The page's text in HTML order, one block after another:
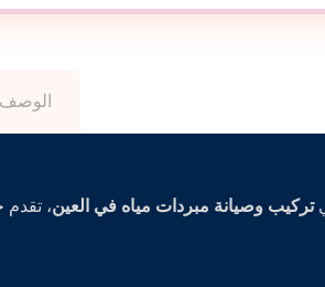
الوصف
تركيب وصيانة مبردات مياه في العين، تقدم